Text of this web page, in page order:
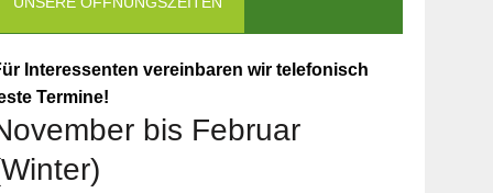
Interessenten vereinbaren wir telefonisch
Termine!
bis Februar